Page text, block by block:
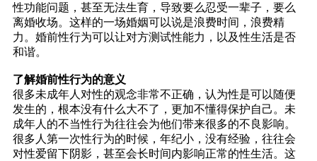
性功能问题，甚至无法生育，导致要么忍受一辈子，要么
离婚收场。这样的一场婚姻可以说是浪费时间，浪费精
力。婚前性行为可以让对方测试性能力，以及性生活是否
和谐。
了解婚前性行为的意义
很多未成年人对性的观念非常不正确，认为性是可以随便
发生的，根本没有什么大不了，更加不懂得保护自己。未
成年人的不当性行为往往会为他们带来很多的不良影响。
很多人第一次性行为的时候，年纪小，没有经验，往往会
对性爱留下阴影，甚至会长时间内影响正常的性生活。这